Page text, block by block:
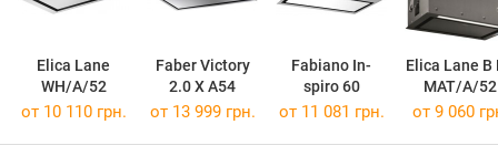
Elica Lane
WH/A/52
Faber Victory
2.0 X A54
Fabiano In-
spiro 60
Elica Lane B
MAT/A/52
от 10 110 грн. от 13 999 грн. от 11 081 грн. от 9 060